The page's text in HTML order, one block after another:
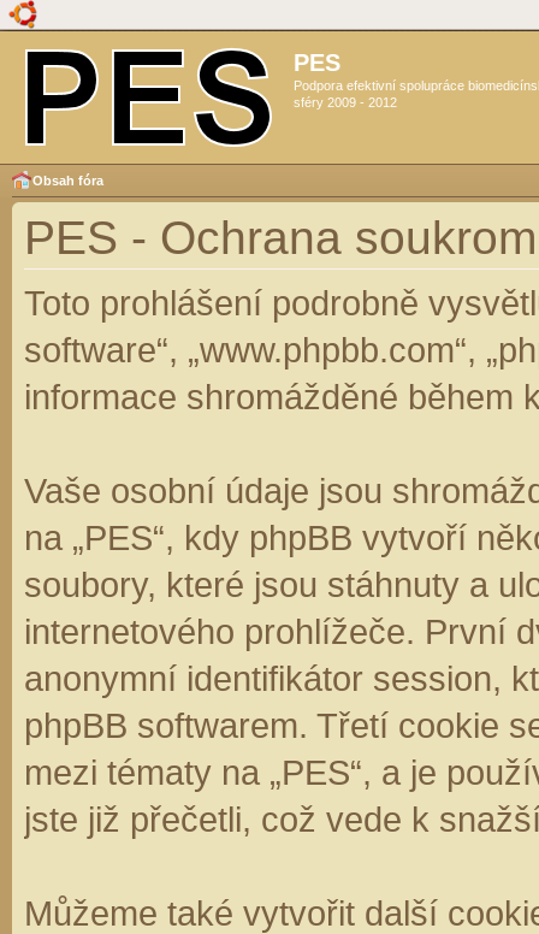
PES
Podpora efektivní spolupráce
sféry 2009 - 2012
Obsah fóra
PES - Ochrana
Toto prohlášení podrobně
software“, „www.phpbb.com“,
informace shromážděné během
Vaše osobní údaje jsou
na „PES“, kdy phpBB vytvoří
soubory, které jsou stáhnuty a
internetového prohlížeče. První
anonymní identifikátor session,
phpBB softwarem. Třetí cookie
mezi tématy na „PES“, a je
jste již přečetli, což vede k
Můžeme také vytvořit další